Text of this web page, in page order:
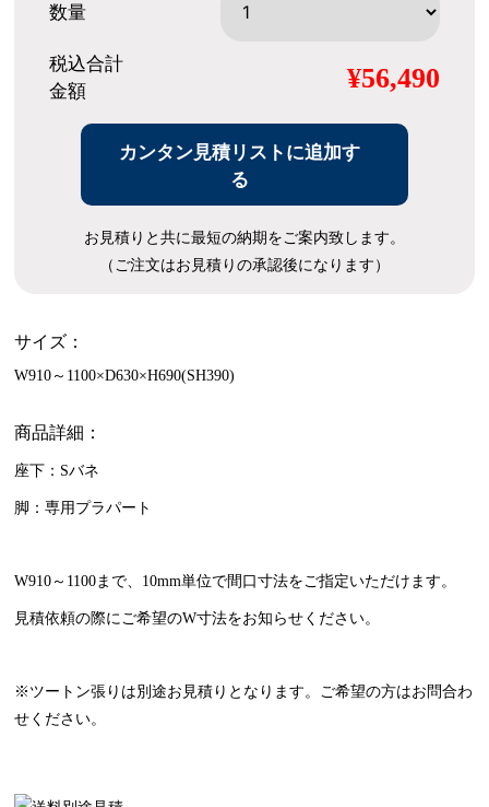
数量
税込合計
金額
¥56,490
カンタン見積リストに追加す
る
お見積りと共に最短の納期をご案内致します。
（ご注文はお見積りの承認後になります）
サイズ：
W910～1100×D630×H690(SH390)
商品詳細：
座下：Sバネ
脚：専用プラパート
W910～1100まで、10mm単位で間口寸法をご指定いただけます。
見積依頼の際にご希望のW寸法をお知らせください。
※ツートン張りは別途お見積りとなります。ご希望の方はお問合わ
せください。